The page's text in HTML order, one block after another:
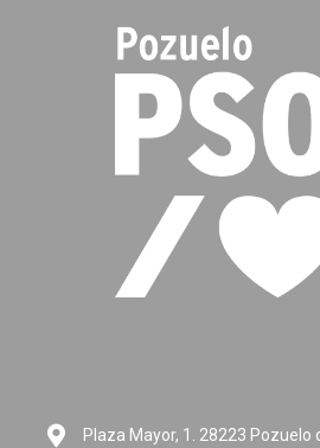
Plaza Mayor, 1. 28223 Pozuelo